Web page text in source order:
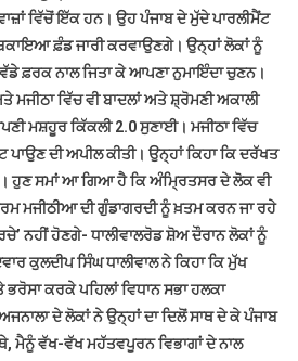
ਵਿੱਚੋਂ ਇੱਕ ਹਨ। ਉਹ ਪੰਜਾਬ ਦੇ ਮੁੱਦੇ ਪਾਰਲੀਮੈਂਟ
ਫ਼ੰਡ ਜਾਰੀ ਕਰਵਾਉਣਗੇ। ਉਨ੍ਹਾਂ ਲੋਕਾਂ ਨੂੰ
ਫ਼ਰਕ ਨਾਲ ਜਿਤਾ ਕੇ ਆਪਣਾ ਨੁਮਾਇੰਦਾ ਚੁਣਨ।
ਮਜੀਠਾ ਵਿੱਚ ਵੀ ਬਾਦਲਾਂ ਅਤੇ ਸ਼੍ਰੋਮਣੀ ਅਕਾਲੀ
ਮਸ਼ਹੂਰ ਕਿੱਕਲੀ 2.0 ਸੁਣਾਈ। ਮਜੀਠਾ ਵਿੱਚ
ਦੀ ਅਪੀਲ ਕੀਤੀ। ਉਨ੍ਹਾਂ ਕਿਹਾ ਕਿ ਦਰੱਖਤ
ਹੁਣ ਸਮਾਂ ਆ ਗਿਆ ਹੈ ਕਿ ਅੰਮ੍ਰਿਤਸਰ ਦੇ ਲੋਕ ਵੀ
ਮਜੀਠੀਆ ਦੀ ਗੁੰਡਾਗਰਦੀ ਨੂੰ ਖ਼ਤਮ ਕਰਨ ਜਾ ਰਹੇ
ਨਹੀਂ ਹੋਣਗੇ- ਧਾਲੀਵਾਲਰੋਡ ਸ਼ੋਅ ਦੌਰਾਨ ਲੋਕਾਂ ਨੂੰ
ਕੁਲਦੀਪ ਸਿੰਘ ਧਾਲੀਵਾਲ ਨੇ ਕਿਹਾ ਕਿ ਮੁੱਖ
ਕਰਕੇ ਪਹਿਲਾਂ ਵਿਧਾਨ ਸਭਾ ਹਲਕਾ
ਦੇ ਲੋਕਾਂ ਨੇ ਉਨ੍ਹਾਂ ਦਾ ਦਿਲੋਂ ਸਾਥ ਦੇ ਕੇ ਪੰਜਾਬ
ਮੈਨੂੰ ਵੱਖ-ਵੱਖ ਮਹੱਤਵਪੂਰਨ ਵਿਭਾਗਾਂ ਦੇ ਨਾਲ